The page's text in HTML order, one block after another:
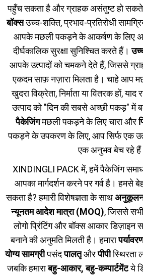
पहुँच सकता है और ग्राहक असंतुष्ट हो
बॉक्सउच्च-शक्ति, प्रभाव-प्रतिरोधी
आपके मछली पकड़ने के आकर्षण के लिए
दीर्घकालिक सुरक्षा सुनिश्चित करते हैं।
आपके उत्पादों को चमकने देते हैं, जिससे
एकदम साफ़ नज़ारा मिलता है। चाहे आप
खुदरा विक्रेता, निर्माता या वितरक हों,
उत्पाद को "दिन की सबसे अच्छी पकड़"
पैकेजिंगमछली पकड़ने के लिए चारा और
पकड़ने के उपकरण के लिए, आप सिर्फ एक
एक अनुभव बेच रहे
XINDINGLI PACK में, हमें पैकेजिंग
आपका मार्गदर्शन करने पर गर्व है। हमसे
सकता है? हमारी विशेषज्ञता के साथ
न्यूनतम आदेश मात्रा (MOQ), जिससे
लोगो प्रिंटिंग और बॉक्स आकार डिज़ाइन
बनाने की अनुमति मिलती है। हमारा
योग्य सामग्रीपसंदपालतूऔरपीपीस्थिरता
जबकि हमाराबहु-आकार, बहु-कम्पार्टमेंटये